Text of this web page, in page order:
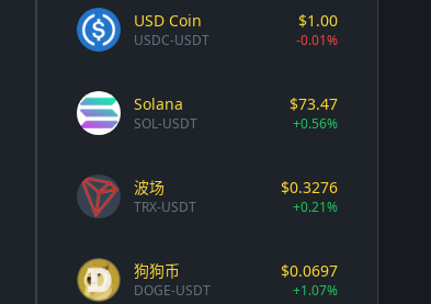
USD Coin
USDC-USDT
$1.00
-0.01%
Solana
SOL-USDT
$73.47
+0.56%
波场
TRX-USDT
$0.3276
+0.21%
狗狗币
DOGE-USDT
$0.0697
+1.07%